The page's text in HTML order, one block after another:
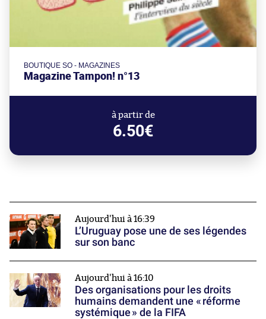
BOUTIQUE SO - MAGAZINES
Magazine Tampon! n°13
à partir de
6.50€
Aujourd'hui à 16:39
L’Uruguay pose une de ses légendes
sur son banc
Aujourd'hui à 16:10
Des organisations pour les droits
humains demandent une « réforme
systémique » de la FIFA